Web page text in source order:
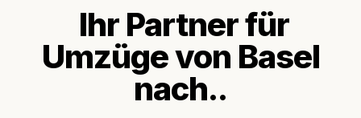
Ihr Partner für
Umzüge von Basel
nach..